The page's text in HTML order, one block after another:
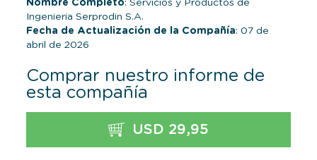
Nombre Completo: Servicios y Productos de
Ingenieria Serprodin S.A.
Fecha de Actualización de la Compañía: 07 de
abril de 2026
Comprar nuestro informe de
esta compañía
USD 29,95